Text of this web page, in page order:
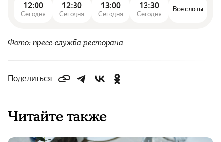
12:00
Сегодня
12:30
Сегодня
13:00
Сегодня
13:30
Сегодня
Все слоты
Фото: пресс-служба ресторана
Поделиться
Читайте также